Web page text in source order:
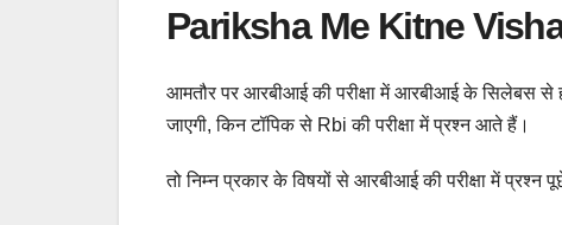
Pariksha Me Kitne
आमतौर पर आरबीआई की परीक्षा में आरबीआई के सिलेबस से
जाएगी, किन टॉपिक से Rbi की परीक्षा में प्रश्न आते हैं।
तो निम्न प्रकार के विषयों से आरबीआई की परीक्षा में प्रश्न